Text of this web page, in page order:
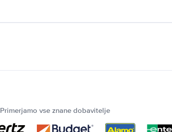
Primerjamo vse znane dobavitelje